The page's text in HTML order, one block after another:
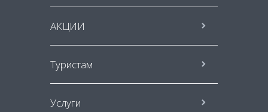
АКЦИИ
Туристам
Услуги